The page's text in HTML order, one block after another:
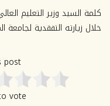
كلمة السيد وزير التعليم
خلال زيارته التفقدية لجامعة
vote